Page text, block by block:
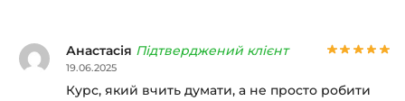
Анастасія Підтверджений клієнт
19.06.2025
Курс, який вчить думати, а не просто робити